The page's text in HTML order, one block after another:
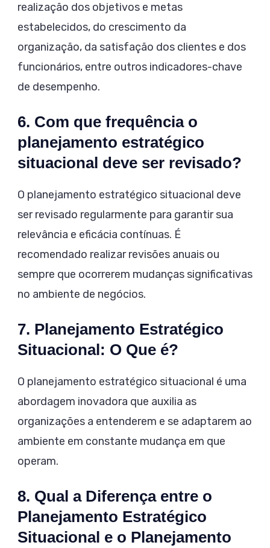
realização dos objetivos e metas
estabelecidos, do crescimento da
organização, da satisfação dos clientes e dos
funcionários, entre outros indicadores-chave
de desempenho.
6. Com que frequência o
planejamento estratégico
situacional deve ser revisado?
O planejamento estratégico situacional deve
ser revisado regularmente para garantir sua
relevância e eficácia contínuas. É
recomendado realizar revisões anuais ou
sempre que ocorrerem mudanças significativas
no ambiente de negócios.
7. Planejamento Estratégico
Situacional: O Que é?
O planejamento estratégico situacional é uma
abordagem inovadora que auxilia as
organizações a entenderem e se adaptarem ao
ambiente em constante mudança em que
operam.
8. Qual a Diferença entre o
Planejamento Estratégico
Situacional e o Planejamento